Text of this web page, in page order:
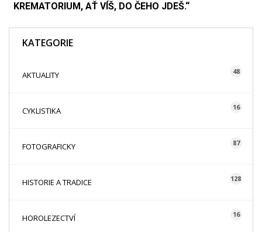
KREMATORIUM, AŤ VÍŠ, DO ČEHO JDEŠ.“
KATEGORIE
AKTUALITY 48
CYKLISTIKA 16
FOTOGRAFICKY 87
HISTORIE A TRADICE 128
HOROLEZECTVÍ 16